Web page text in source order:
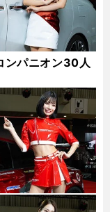
ンパニオン30人